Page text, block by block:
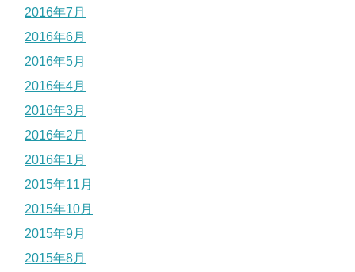
2016年7月
2016年6月
2016年5月
2016年4月
2016年3月
2016年2月
2016年1月
2015年11月
2015年10月
2015年9月
2015年8月